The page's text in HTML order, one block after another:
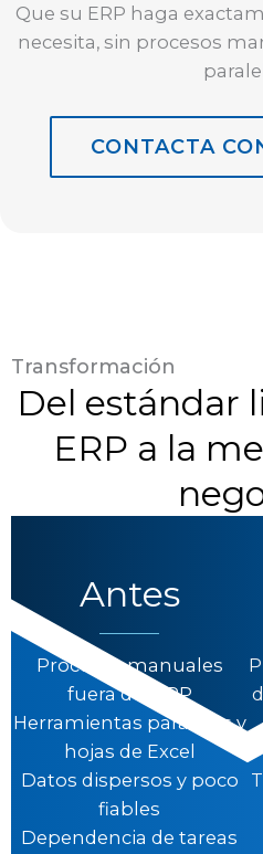
Que su ERP haga
necesita, sin procesos
CONTACTA
Transformación
Del estándar
ERP a la
Antes
Procesos manuales
fuera del ERP
Herramientas paralelas y
hojas de Excel
Datos dispersos y poco
fiables
Dependencia de tareas